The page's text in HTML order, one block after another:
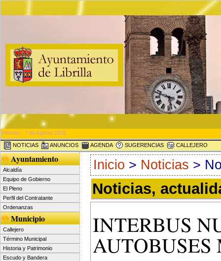
Viernes - 7 de Agosto 2026
NOTICIAS ANUNCIOS AGENDA SUGERENCIAS CALLEJERO
Ayuntamiento
Alcaldía
Equipo de Gobierno
El Pleno
Perfil del Contratante
Ordenanzas
Municipio
Callejero
Término Municipal
Historia y Patrimonio
Escudo y Bandera
Inicio > Noticias >
Noticias,
INTERBUS
AUTOBUSES